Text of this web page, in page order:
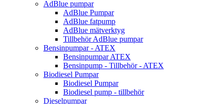
AdBlue pumpar
AdBlue Pumpar
AdBlue fatpump
AdBlue mätverktyg
Tillbehör AdBlue pumpar
Bensinpumpar - ATEX
Bensinpumpar ATEX
Bensinpump - Tillbehör - ATEX
Biodiesel Pumpar
Biodiesel Pumpar
Biodiesel pump - tillbehör
Dieselpumpar